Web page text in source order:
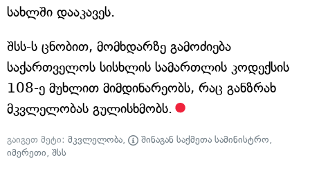
სახლში დააკავეს.
შსს-ს ცნობით, მომხდარზე გამოძიება
საქართველოს სისხლის სამართლის კოდექსის
108-ე მუხლით მიმდინარეობს, რაც განზრახ
მკვლელობას გულისხმობს.
გაიგეთ მეტი: მკვლელობა, შინაგან საქმეთა სამინისტრო,
იმერეთი, შსს